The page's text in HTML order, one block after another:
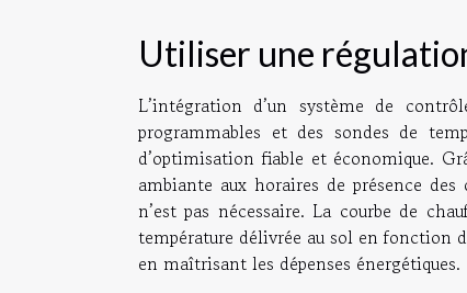
Utiliser une
L’intégration d’un système de
programmables et des sondes de
d’optimisation fiable et économique.
ambiante aux horaires de présence
n’est pas nécessaire. La courbe de
température délivrée au sol en fonction
en maîtrisant les dépenses énergétiques.